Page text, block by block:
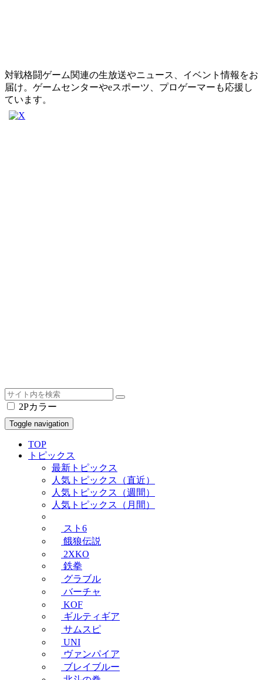
対戦格闘ゲーム関連の生放送やニュース、イベント情報をお
届け。ゲームセンターやeスポーツ、プロゲーマーも応援し
ています。
2Pカラー
Toggle navigation
TOP
トピックス
最新トピックス
人気トピックス（直近）
人気トピックス（週間）
人気トピックス（月間）
スト6
餓狼伝説
2XKO
鉄拳
グラブル
バーチャ
KOF
ギルティギア
サムスピ
UNI
ヴァンパイア
ブレイブルー